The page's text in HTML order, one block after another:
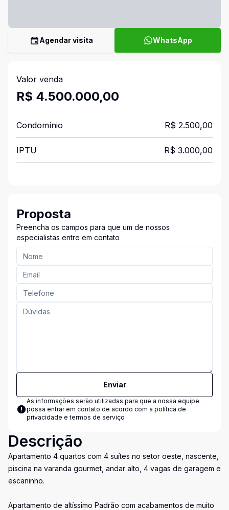
Agendar visita WhatsApp
Valor venda
R$ 4.500.000,00
Condomínio R$ 2.500,00
IPTU R$ 3.000,00
Proposta
Preencha os campos para que um de nossos
especialistas entre em contato
Enviar
As informações serão utilizadas para que a nossa equipe
possa entrar em contato de acordo com a política de
privacidade e termos de serviço
Descrição
Apartamento 4 quartos com 4 suítes no setor oeste, nascente,
piscina na varanda gourmet, andar alto, 4 vagas de garagem e
escaninho.
Apartamento de altíssimo Padrão com acabamentos de muito